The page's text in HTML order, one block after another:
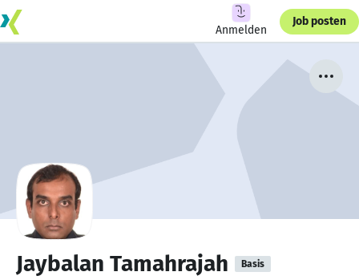
Anmelden
Job posten
Jaybalan Tamahrajah Basis